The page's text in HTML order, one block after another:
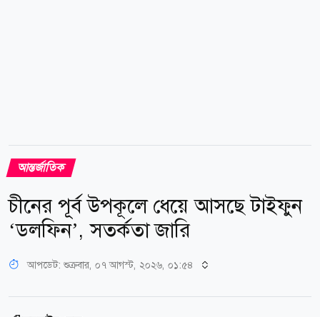
আন্তর্জাতিক
চীনের পূর্ব উপকূলে ধেয়ে আসছে টাইফুন
‘ডলফিন’, সতর্কতা জারি
আপডেট: শুক্রবার, ০৭ আগস্ট, ২০২৬, ০১:৫৪